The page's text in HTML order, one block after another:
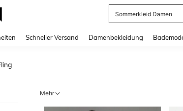
Sommerkleid Damen
Schneller Versand Damenbekleidung
Mehr